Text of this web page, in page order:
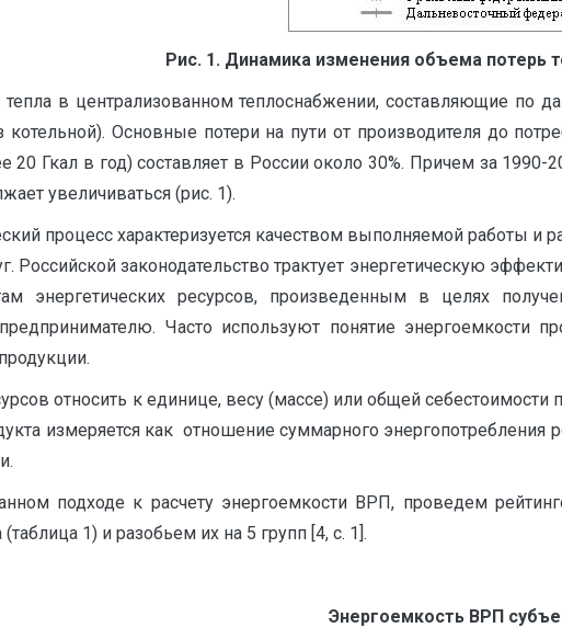
Рис. 1. Динамика изменения объема потерь
тепла в централизованном теплоснабжении, составляющие по
котельной). Основные потери на пути от производителя до
20 Гкал в год) составляет в России около 30%. Причем за
увеличиваться (рис. 1).
процесс характеризуется качеством выполняемой работы и
Российской законодательство трактует энергетическую
энергетических ресурсов, произведенным в целях
Часто используют понятие энергоемкости
относить к единице, весу (массе) или общей
измеряется как отношение суммарного
подходе к расчету энергоемкости ВРП, проведем
1) и разобьем их на 5 групп [4, с. 1].
Энергоемкость ВРП